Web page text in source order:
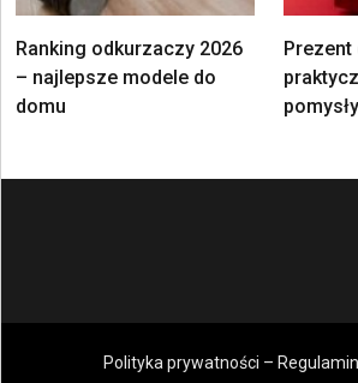
Ranking odkurzaczy 2026
– najlepsze modele do
domu
Prezent
Polityka prywatności –